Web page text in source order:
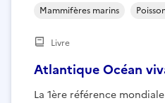
Atlantique Océan
La 1ère référence
Mammifères marins
Livre